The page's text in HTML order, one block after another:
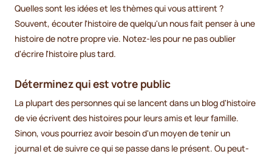
Quelles sont les idées et les thèmes qui vous attirent ?
Souvent, écouter l'histoire de quelqu'un nous fait penser à une
histoire de notre propre vie. Notez-les pour ne pas oublier
d'écrire l'histoire plus tard.
Déterminez qui est votre public
La plupart des personnes qui se lancent dans un blog d'histoire
de vie écrivent des histoires pour leurs amis et leur famille.
Sinon, vous pourriez avoir besoin d'un moyen de tenir un
journal et de suivre ce qui se passe dans le présent. Ou peut-